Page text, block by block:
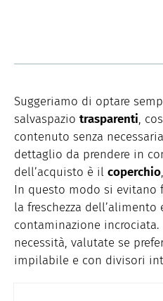
Suggeriamo di optare
salvaspazio trasparenti,
contenuto senza
dettaglio da prendere in
dell’acquisto è il coperchio
In questo modo si evitano
la freschezza dell’alimento
contaminazione
necessità, valutate se
impilabile e con divisori